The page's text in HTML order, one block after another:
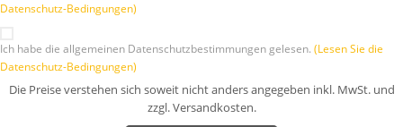
Datenschutz-Bedingungen)
Ich habe die allgemeinen Datenschutzbestimmungen gelesen. (Lesen Sie die
Datenschutz-Bedingungen)
Die Preise verstehen sich soweit nicht anders angegeben inkl. MwSt. und
zzgl. Versandkosten.